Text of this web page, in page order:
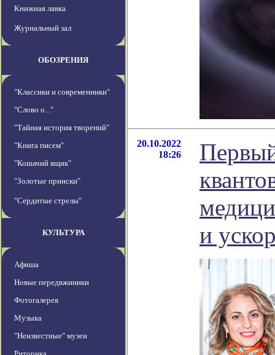
Книжная лавка
Журнальный зал
ОБОЗРЕНИЯ
"Классики и современники"
"Слово о..."
"Тайная история творений"
"Книга писем"
"Кошачий ящик"
"Золотые прииски"
"Сердитые стрелы"
КУЛЬТУРА
Афиша
Новые передвжиники
Фотогалерея
Музыка
"Неизвестные" музеи
20.10.2022
18:26
и